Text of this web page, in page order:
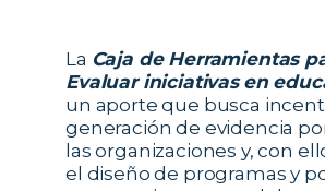
La Caja de Herramientas
Evaluar iniciativas en
un aporte que busca
generación de evidencia
las organizaciones y, con
el diseño de programas y